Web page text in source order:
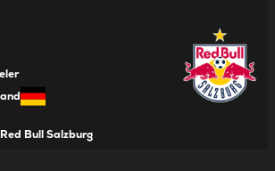
Bull Salzburg